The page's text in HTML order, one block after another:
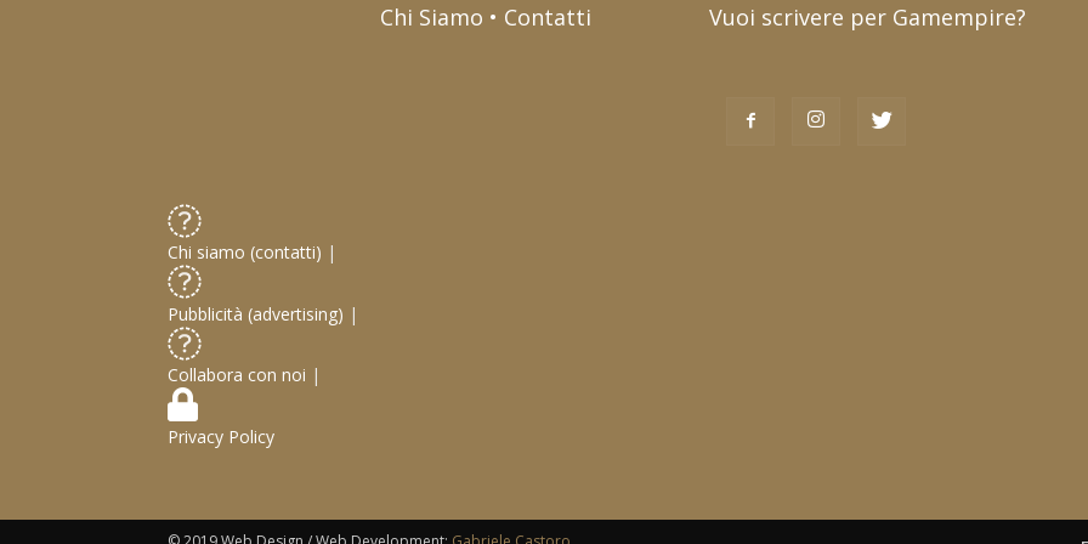
Chi Siamo • Contatti Vuoi scrivere per Gamempire?
Chi siamo (contatti) |
Pubblicità (advertising) |
Collabora con noi |
Privacy Policy